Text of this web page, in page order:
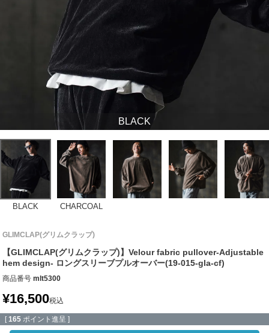
BLACK
BLACK CHARCOAL
GLIMCLAP(グリムクラップ)
【GLIMCLAP(グリムクラップ)】Velour fabric pullover-Adjustable
hem design- ロングスリーブプルオーバー(19-015-gla-cf)
商品番号 mlt5300
¥16,500税込
[ 165 ポイント進呈 ]